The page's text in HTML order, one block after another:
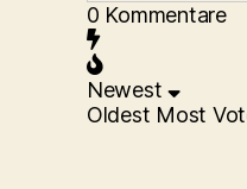
0 Kommentare
Newest
Oldest Most